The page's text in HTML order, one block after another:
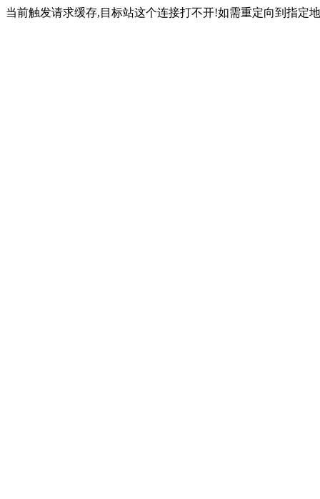
当前触发请求缓存,目标站这个连接打不开!如需重定向到指定